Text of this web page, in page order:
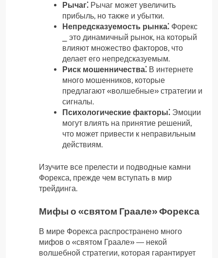
Рычаг⁚ Рычаг может увеличить
прибыль, но также и убытки.
Непредсказуемость рынка⁚ Форекс
⎯ это динамичный рынок, на который
влияют множество факторов, что
делает его непредсказуемым.
Риск мошенничества⁚ В интернете
много мошенников, которые
предлагают «волшебные» стратегии и
сигналы.
Психологические факторы⁚ Эмоции
могут влиять на принятие решений,
что может привести к неправильным
действиям.
Изучите все прелести и подводные камни
Форекса, прежде чем вступать в мир
трейдинга.
Мифы о «святом Граале» Форекса
В мире Форекса распространено много
мифов о «святом Граале» ― некой
волшебной стратегии, которая гарантирует